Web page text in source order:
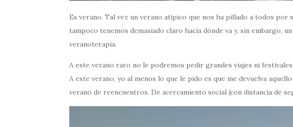
Es verano. Tal vez un verano atípico que nos ha pillado a todos
tampoco tenemos demasiado claro hacia dónde va y, sin embargo,
veranoterapia.
A este verano raro no le podremos pedir grandes viajes ni
A este verano, yo al menos lo que le pido es que me devuelva
verano de reencuentros. De acercamiento social (con distancia de